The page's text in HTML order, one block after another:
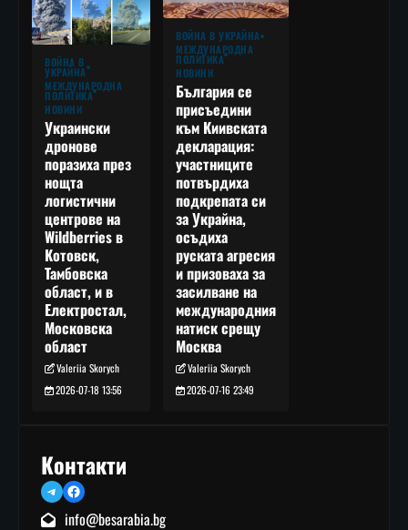
ВОЙНА В
УКРАЙНА
МЕЖДУНАРОДНА
ПОЛИТИКА
НОВИНИ
Украински
дронове
поразиха през
нощта
логистични
центрове на
Wildberries в
Котовск,
Тамбовска
област, и в
Електростал,
Московска
област
Valeriia Skorych
2026-07-18 13:56
ВОЙНА В УКРАЙНА
МЕЖДУНАРОДНА
ПОЛИТИКА
НОВИНИ
България се
присъедини
към Киивската
декларация:
участниците
потвърдиха
подкрепата си
за Украйна,
осъдиха
руската агресия
и призоваха за
засилване на
международния
натиск срещу
Москва
Valeriia Skorych
2026-07-16 23:49
Контакти
TelegramFacebook
info@besarabia.bg